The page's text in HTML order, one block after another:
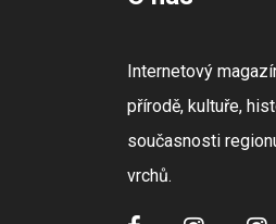
Internetový
přírodě, kultuře,
současnosti
vrchů.